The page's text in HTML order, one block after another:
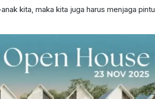
kita, maka kita juga harus menjaga pintu